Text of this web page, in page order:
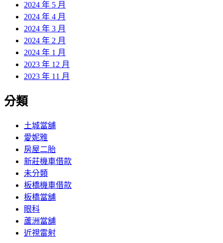
2024 年 5 月
2024 年 4 月
2024 年 3 月
2024 年 2 月
2024 年 1 月
2023 年 12 月
2023 年 11 月
分類
土城當舖
愛妮雅
房屋二胎
新莊機車借款
未分類
板橋機車借款
板橋當舖
眼科
蘆洲當舖
近視雷射